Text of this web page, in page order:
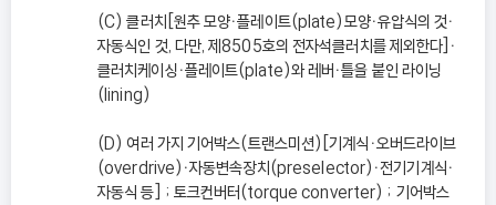
(C) 클러치[원추 모양ㆍ플레이트(plate)모양ㆍ유압식의 것ㆍ
자동식인 것, 다만, 제8505호의 전자석클러치를 제외한다]ㆍ
클러치케이싱ㆍ플레이트(plate)와 레버ㆍ틀을 붙인 라이닝
(lining)
(D) 여러 가지 기어박스(트랜스미션)[기계식ㆍ오버드라이브
(overdrive)ㆍ자동변속장치(preselector)ㆍ전기기계식ㆍ
자동식 등] ; 토크컨버터(torque converter) ; 기어박스